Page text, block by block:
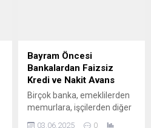
Bayram Öncesi
Bankalardan Faizsiz
Kredi ve Nakit Avans
Birçok banka, emeklilerden
memurlara, işçilerden diğer
03.06.2025 0